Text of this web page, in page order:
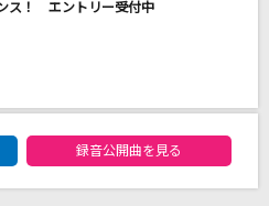
ス！ エントリー受付中
エントリーランキング
録音公開曲を見る